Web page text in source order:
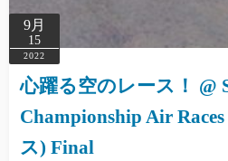
9月
15
2022
心躍る空のレース！ @
Championship Air
ス) Final